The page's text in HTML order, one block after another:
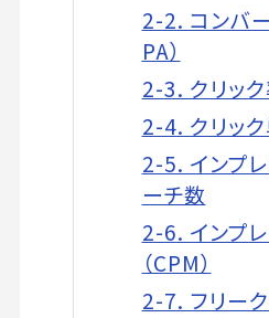
2-2. コンバ
PA）
2-3. クリック
2-4. クリック
2-5. インプレ
ーチ数
2-6. インプ
（CPM）
2-7. フリー